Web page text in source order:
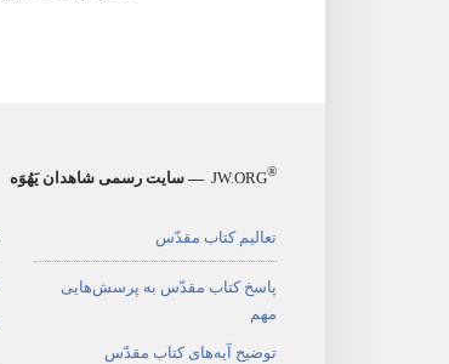
JW.ORG® — سایت رسمی شاهدان یَهُوَه
تعالیم کتاب مقدّس
پاسخ کتاب مقدّس به پرسش‌هایی
مهم
توضیح آیه‌های کتاب مقدّس